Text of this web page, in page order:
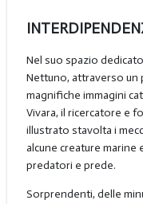
Nel suo spazio
Nettuno, attraverso
magnifiche immagini
Vivara, il ricercatore e
illustrato stavolta i
alcune creature marine
predatori e prede.
Sorprendenti, delle